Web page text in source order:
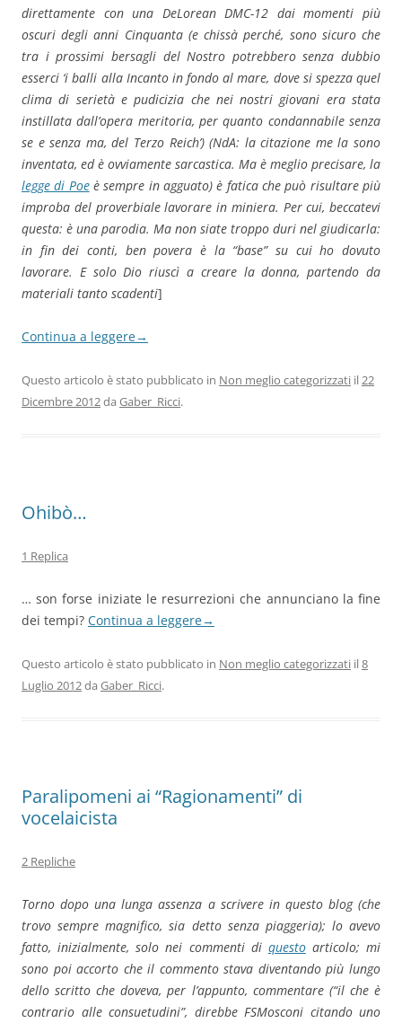
direttamente con una DeLorean DMC-12 dai momenti più
oscuri degli anni Cinquanta (e chissà perché, sono sicuro che
tra i prossimi bersagli del Nostro potrebbero senza dubbio
esserci ‘i balli alla Incanto in fondo al mare, dove si spezza quel
clima di serietà e pudicizia che nei nostri giovani era stata
instillata dall’opera meritoria, per quanto condannabile senza
se e senza ma, del Terzo Reich’) (NdA: la citazione me la sono
inventata, ed è ovviamente sarcastica. Ma è meglio precisare, la
legge di Poeè sempre in agguato) è fatica che può risultare più
improba del proverbiale lavorare in miniera. Per cui, beccatevi
questa: è una parodia. Ma non siate troppo duri nel giudicarla:
in fin dei conti, ben povera è la “base” su cui ho dovuto
lavorare. E solo Dio riuscì a creare la donna, partendo da
materiali tanto scadenti]
Continua a leggere→
Questo articolo è stato pubblicato in Non meglio categorizzati il22
Dicembre 2012da Gaber_Ricci.
Ohibò…
1 Replica
… son forse iniziate le resurrezioni che annunciano la fine
dei tempi? Continua a leggere→
Questo articolo è stato pubblicato in Non meglio categorizzati il8
Luglio 2012da Gaber_Ricci.
Paralipomeni ai “Ragionamenti” di
vocelaicista
2 Repliche
Torno dopo una lunga assenza a scrivere in questo blog (che
trovo sempre magnifico, sia detto senza piaggeria); lo avevo
fatto, inizialmente, solo nei commenti di questoarticolo; mi
sono poi accorto che il commento stava diventando più lungo
dello scritto che doveva, per l’appunto, commentare (“il che è
contrario alle consuetudini”, direbbe FSMosconi citando uno